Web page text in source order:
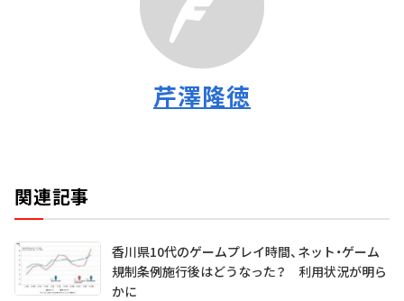
芹澤隆徳
関連記事
香川県10代のゲームプレイ時間、ネット・ゲーム
規制条例施行後はどうなった？ 利用状況が明ら
かに